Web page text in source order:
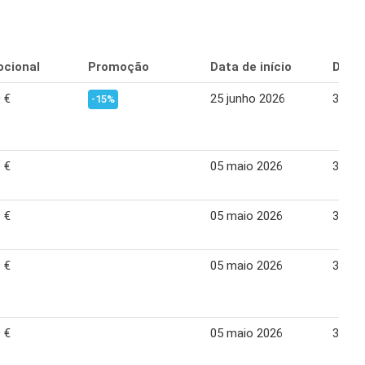
Promoção Data de início Data
€ -15% 25 junho 2026 30
€ 05 maio 2026 30
€ 05 maio 2026 30
€ 05 maio 2026 30
€ 05 maio 2026 30